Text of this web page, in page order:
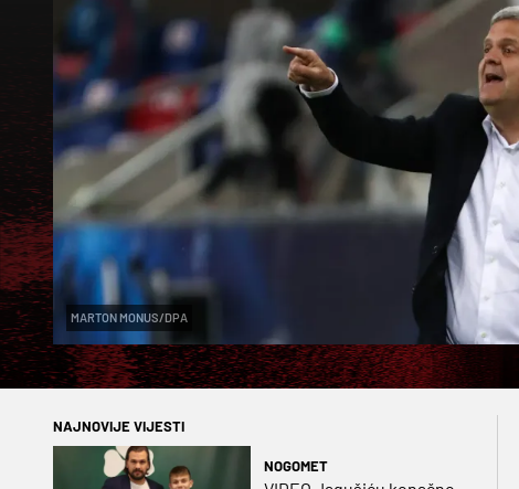
MARTON MONUS/DPA
NAJNOVIJE VIJESTI
NOGOMET